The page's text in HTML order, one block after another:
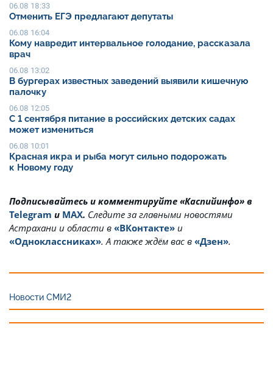
06.08 18:33
Отменить ЕГЭ предлагают депутаты
06.08 16:04
Кому навредит интервальное голодание, рассказала
врач
06.08 13:02
В бургерах известных заведений выявили кишечную
палочку
06.08 12:05
С 1 сентября питание в российских детских садах
может измениться
06.08 10:01
Красная икра и рыба могут сильно подорожать
к Новому году
Подписывайтесь и комментируйте «Каспийинфо» в
Telegram и MAX. Cледите за главными новостями
Астрахани и области в «ВКонтакте» и
«Одноклассниках». А также ждём вас в «Дзен».
Новости СМИ2